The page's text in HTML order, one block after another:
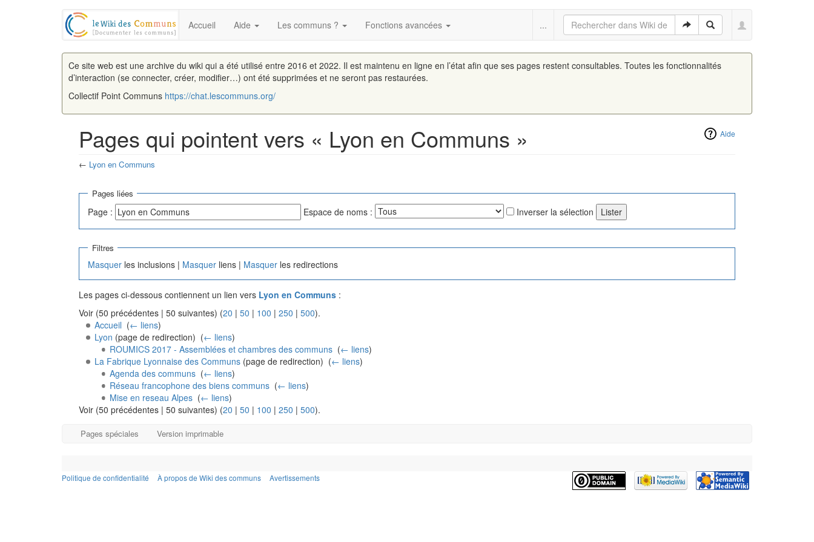
Accueil Aide Les communs ? Fonctions avancées ...
Ce site web est une archive du wiki qui a été utilisé entre 2016 et 2022. Il est maintenu en ligne en l’état afin que ses pages restent consultables. Toutes les fonctionnalités
d’interaction (se connecter, créer, modifier…) ont été supprimées et ne seront pas restaurées.
Collectif Point Communs https://chat.lescommuns.org/
Aide
Pages qui pointent vers « Lyon en Communs »
← Lyon en Communs
Pages liées
Page : Espace de noms : Inverser la sélection
Filtres
Masquer les inclusions | Masquer liens | Masquer les redirections
Les pages ci-dessous contiennent un lien vers Lyon en Communs :
Voir (50 précédentes | 50 suivantes) (20 | 50 | 100 | 250 | 500).
Accueil (← liens)
Lyon (page de redirection) ‎ (← liens)
ROUMICS 2017 - Assemblées et chambres des communs (← liens)
La Fabrique Lyonnaise des Communs(page de redirection) ‎ (← liens)
Agenda des communs (← liens)
Réseau francophone des biens communs (← liens)
Mise en reseau Alpes (← liens)
Voir (50 précédentes | 50 suivantes) (20 | 50 | 100 | 250 | 500).
Pages spéciales Version imprimable
Politique de confidentialité À propos de Wiki des communs Avertissements